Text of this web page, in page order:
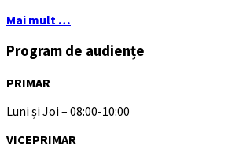
Mai mult …
Program de audiențe
PRIMAR
Luni și Joi – 08:00-10:00
VICEPRIMAR